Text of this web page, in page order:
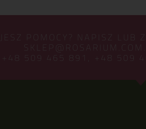
POMOCY? NAPISZ LUB
+48 509 465 891, +48 509